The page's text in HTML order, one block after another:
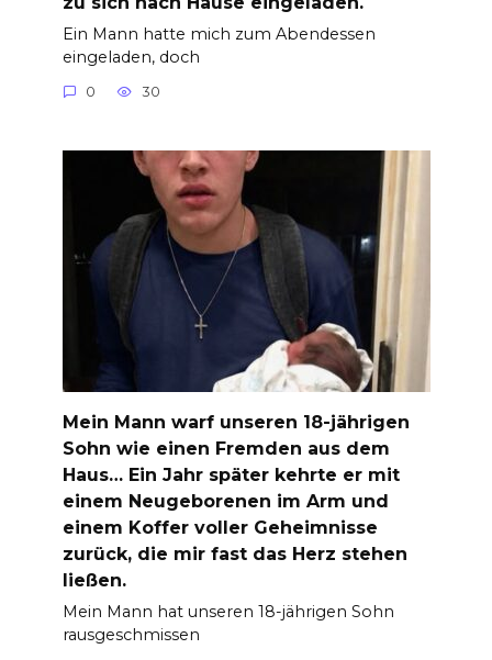
Ein Mann hatte mich zum Abendessen
eingeladen, doch
0 30
Mein Mann warf unseren 18-jährigen
Sohn wie einen Fremden aus dem
Haus… Ein Jahr später kehrte er mit
einem Neugeborenen im Arm und
einem Koffer voller Geheimnisse
zurück, die mir fast das Herz stehen
ließen.
Mein Mann hat unseren 18-jährigen Sohn
rausgeschmissen